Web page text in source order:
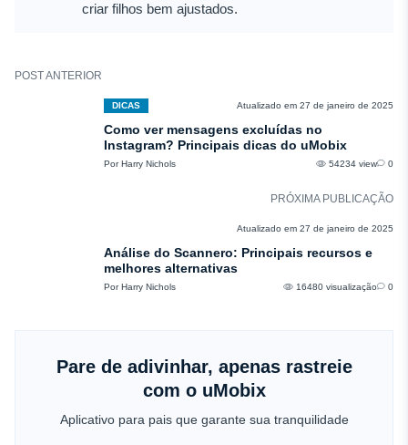
criar filhos bem ajustados.
POST ANTERIOR
DICAS Atualizado em 27 de janeiro de 2025
Como ver mensagens excluídas no
Instagram? Principais dicas do uMobix
Por Harry Nichols 54234 view 0
PRÓXIMA PUBLICAÇÃO
Atualizado em 27 de janeiro de 2025
Análise do Scannero: Principais recursos e
melhores alternativas
Por Harry Nichols 16480 visualização 0
Pare de adivinhar, apenas rastreie
com o uMobix
Aplicativo para pais que garante sua tranquilidade